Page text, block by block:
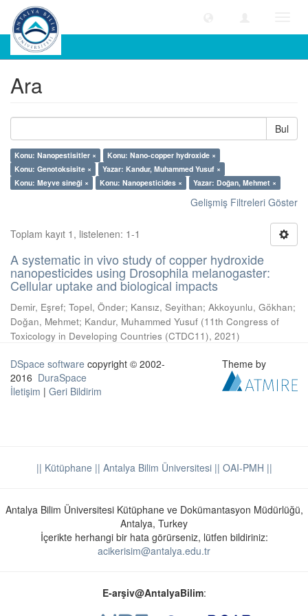
Ara
Ara
Bul
Konu: Nanopestisitler ×
Konu: Nano-copper hydroxide ×
Konu: Genotoksisite ×
Yazar: Kandur, Muhammed Yusuf ×
Konu: Meyve sineği ×
Konu: Nanopesticides × Yazar: Doğan, Mehmet ×
Gelişmiş Filtreleri Göster
Toplam kayıt 1, listelenen: 1-1
A systematic in vivo study of copper hydroxide
nanopesticides using Drosophila melanogaster:
Cellular uptake and biological impacts
Demir, Eşref; Topel, Önder; Kansız, Seyithan; Akkoyunlu, Gökhan;
Doğan, Mehmet; Kandur, Muhammed Yusuf (11th Congress of
Toxicology in Developing Countries (CTDC11), 2021)
DSpace software copyright © 2002-
2016 DuraSpace
İletişim | Geri Bildirim
Theme by
|| Kütüphane || Antalya Bilim Üniversitesi || OAI-PMH ||
Antalya Bilim Üniversitesi Kütüphane ve Dokümantasyon Müdürlüğü,
Antalya, Turkey
İçerikte herhangi bir hata görürseniz, lütfen bildiriniz:
acikerisim@antalya.edu.tr
E-arşiv@AntalyaBilim: